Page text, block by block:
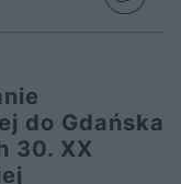
do Gdańska
30. XX